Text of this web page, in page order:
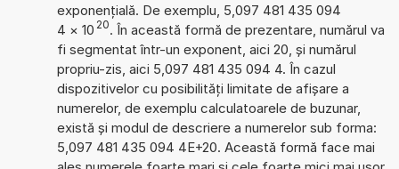
exponențială. De exemplu, 5,097 481 435 094
4 × 10 20. În această formă de prezentare, numărul va
fi segmentat într-un exponent, aici 20, și numărul
propriu-zis, aici 5,097 481 435 094 4. În cazul
dispozitivelor cu posibilități limitate de afișare a
numerelor, de exemplu calculatoarele de buzunar,
există și modul de descriere a numerelor sub forma:
5,097 481 435 094 4E+20. Această formă face mai